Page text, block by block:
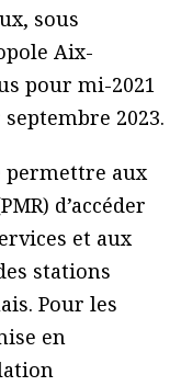
sous
Aix-
pour mi-2021
2023.
permettre aux
d’accéder
et aux
stations
Pour les
en